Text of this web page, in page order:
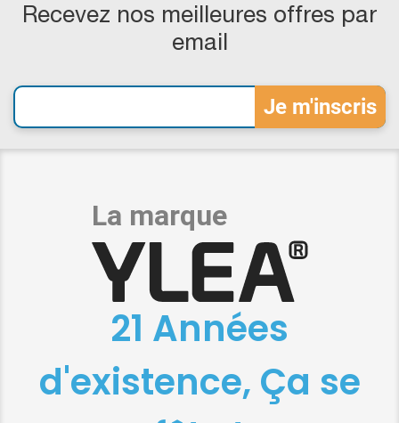
Recevez nos meilleures offres par
email
21 Années
d'existence, Ça se